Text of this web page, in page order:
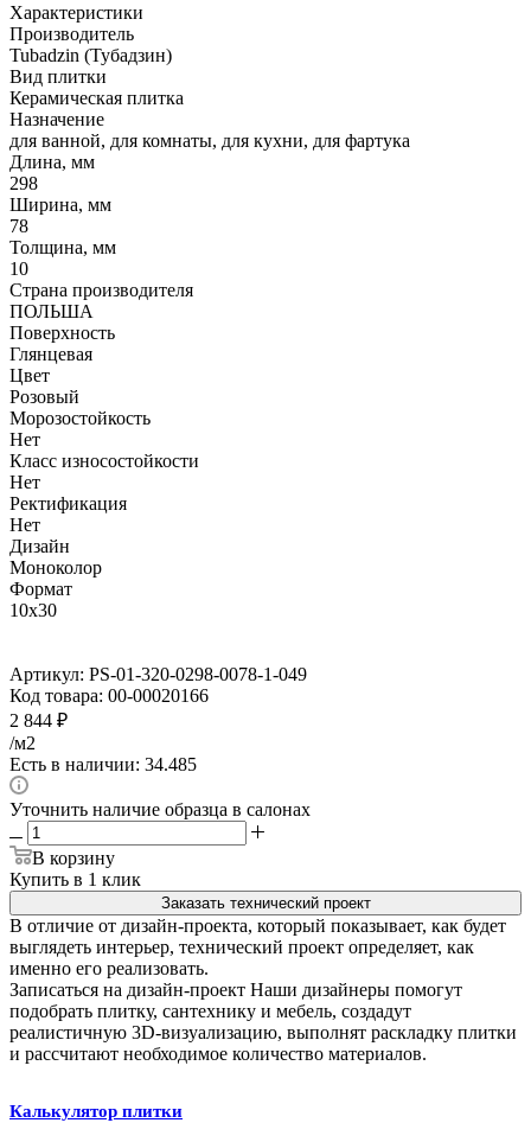
Характеристики
Производитель
Tubadzin (Тубадзин)
Вид плитки
Керамическая плитка
Назначение
для ванной, для комнаты, для кухни, для фартука
Длина, мм
298
Ширина, мм
78
Толщина, мм
10
Страна производителя
ПОЛЬША
Поверхность
Глянцевая
Цвет
Розовый
Морозостойкость
Нет
Класс износостойкости
Нет
Ректификация
Нет
Дизайн
Моноколор
Формат
10x30
Артикул: PS-01-320-0298-0078-1-049
Код товара: 00-00020166
2 844 ₽
/м2
Есть в наличии: 34.485
Уточнить наличие образца в салонах
В корзину
Купить в 1 клик
Заказать технический проект
В отличие от дизайн-проекта, который показывает, как будет
выглядеть интерьер, технический проект определяет, как
именно его реализовать.
Записаться на дизайн-проект Наши дизайнеры помогут
подобрать плитку, сантехнику и мебель, создадут
реалистичную 3D-визуализацию, выполнят раскладку плитки
и рассчитают необходимое количество материалов.
Калькулятор плитки